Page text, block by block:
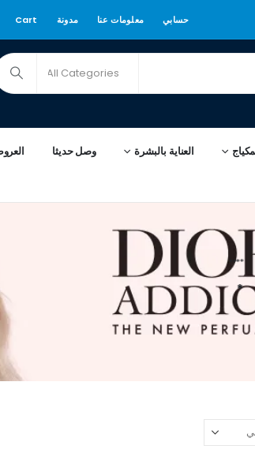
حسابي معلومات عنا مدونة Cart
العناية بالبشرة وصل حديثا
****
*